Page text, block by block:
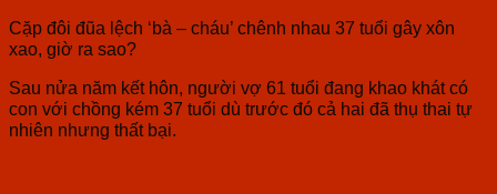
Cặp đôi đũa lệch ‘bà – cháu’ chênh nhau 37 tuổi gây xôn
xao, giờ ra sao?
Sau nửa năm kết hôn, người vợ 61 tuổi đang khao khát có
con với chồng kém 37 tuổi dù trước đó cả hai đã thụ thai tự
nhiên nhưng thất bại.